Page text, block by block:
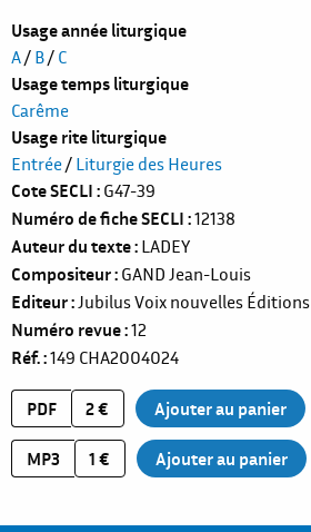
Usage année liturgique
A/ B/ C
Usage temps liturgique
Carême
Usage rite liturgique
Entrée/ Liturgie des Heures
Cote SECLI G47-39
Numéro de fiche SECLI 12138
Auteur du texte LADEY
Compositeur GAND Jean-Louis
Editeur Jubilus Voix nouvelles Éditions
Numéro revue 12
Réf. 149 CHA2004024
PDF 2 €
MP3 1 €